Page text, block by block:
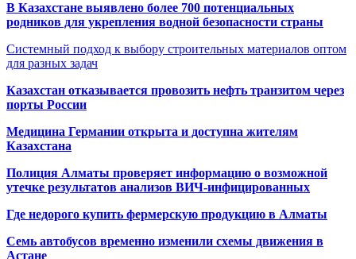
В Казахстане выявлено более 700 потенциальных
родников для укрепления водной безопасности страны
Системный подход к выбору строительных материалов оптом
для разных задач
Казахстан отказывается провозить нефть транзитом через
порты России
Медицина Германии открыта и доступна жителям
Казахстана
Полиция Алматы проверяет информацию о возможной
утечке результатов анализов ВИЧ-инфицированных
Где недорого купить фермерскую продукцию в Алматы
Семь автобусов временно изменили схемы движения в
Астане